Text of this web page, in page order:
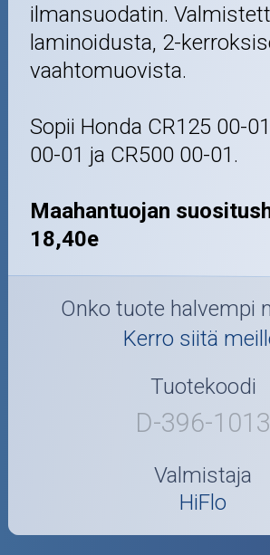
ilmansuodatin.
laminoidusta, 2-
vaahtomuovista.
Sopii Honda CR125 00-
00-01 ja CR500 00-01.
Maahantuojan
18,40e
Onko tuote halvempi
Kerro siitä
Tuotekoodi
D-396-1013
Valmistaja
HiFlo